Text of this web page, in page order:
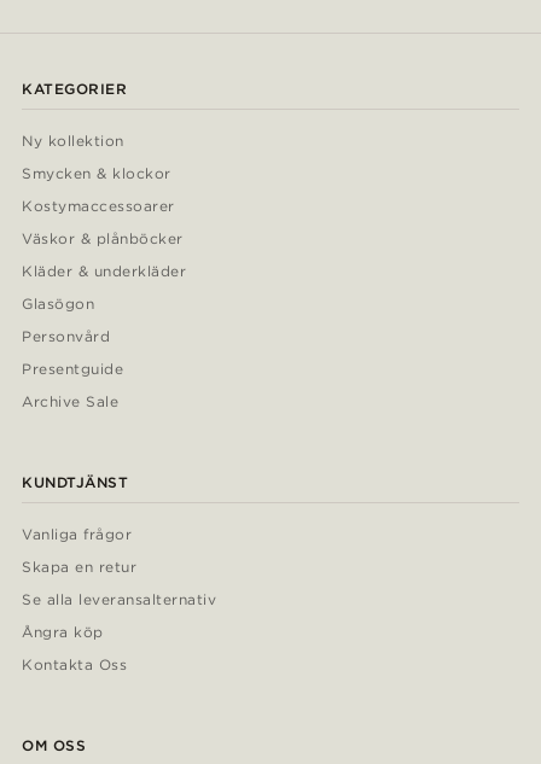
KATEGORIER
Ny kollektion
Smycken & klockor
Kostymaccessoarer
Väskor & plånböcker
Kläder & underkläder
Glasögon
Personvård
Presentguide
Archive Sale
KUNDTJÄNST
Vanliga frågor
Skapa en retur
Se alla leveransalternativ
Ångra köp
Kontakta Oss
OM OSS